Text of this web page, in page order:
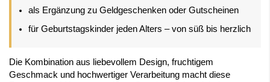
als Ergänzung zu Geldgeschenken oder Gutscheinen
für Geburtstagskinder jeden Alters – von süß bis herzlich
Die Kombination aus liebevollem Design, fruchtigem
Geschmack und hochwertiger Verarbeitung macht diese